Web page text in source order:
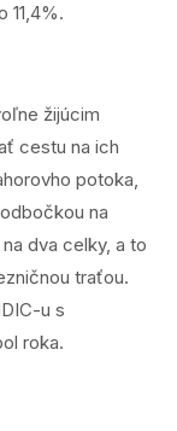
11,4%.
žijúcim
cestu na ich
potoka,
na
dva celky, a to
traťou.
u s
roka.